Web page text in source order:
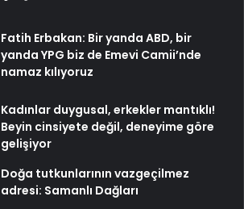
Fatih Erbakan: Bir yanda ABD, bir
yanda YPG biz de Emevi Camii’nde
namaz kılıyoruz
Kadınlar duygusal, erkekler mantıklı!
Beyin cinsiyete değil, deneyime göre
gelişiyor
Doğa tutkunlarının vazgeçilmez
adresi: Samanlı Dağları